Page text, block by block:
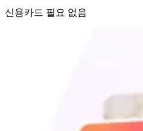
신용카드 필요 없음